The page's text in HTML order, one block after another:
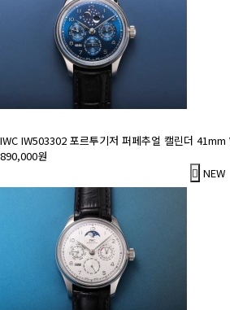
IWC IW503302 포르투기저 퍼페추얼 캘린더 41mm
890,000원
NEW